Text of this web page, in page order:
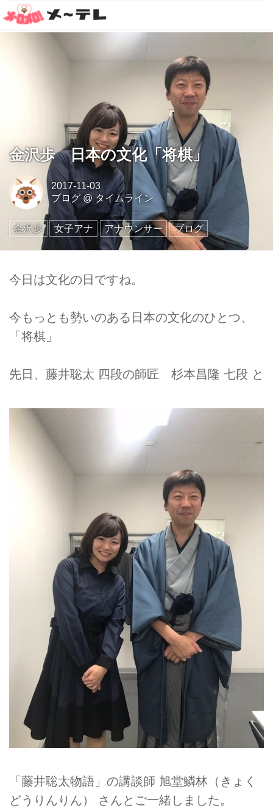
金沢歩 日本の文化「将棋」
2017-11-03
ブログ@タイムライン
金沢歩 女子アナ アナウンサー ブログ
今日は文化の日ですね。
今もっとも勢いのある日本の文化のひとつ、
「将棋」
先日、藤井聡太 四段の師匠 杉本昌隆 七段 と
「藤井聡太物語」の講談師 旭堂鱗林（きょく
どうりんりん） さんとご一緒しました。